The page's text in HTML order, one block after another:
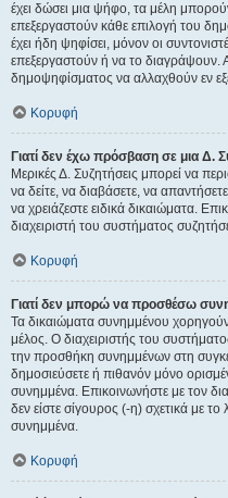
έχει δώσει μια ψήφο, τα μέλη
επεξεργαστούν κάθε επιλογή του
έχει ήδη ψηφίσει, μόνον οι
επεξεργαστούν ή να το διαγράψουν.
δημοψηφίσματος να αλλαχθούν εν
Κορυφή
Γιατί δεν έχω πρόσβαση σε μια Δ.
Μερικές Δ. Συζητήσεις μπορεί να
να δείτε, να διαβάσετε, να
να χρειάζεστε ειδικά δικαιώματα.
διαχειριστή του συστήματος
Κορυφή
Γιατί δεν μπορώ να προσθέσω
Τα δικαιώματα συνημμένου
μέλος. Ο διαχειριστής του
την προσθήκη συνημμένων στη
δημοσιεύσετε ή πιθανόν μόνο
συνημμένα. Επικοινωνήστε με τον
δεν είστε σίγουρος (-η) σχετικά με
συνημμένα.
Κορυφή